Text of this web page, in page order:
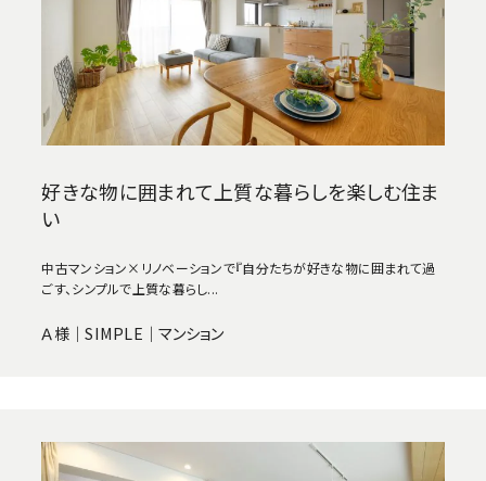
好きな物に囲まれて上質な暮らしを楽しむ住ま
い
中古マンション×リノベーションで『自分たちが好きな物に囲まれて過
ごす、シンプルで上質な暮らし...
Ａ様｜SIMPLE｜マンション